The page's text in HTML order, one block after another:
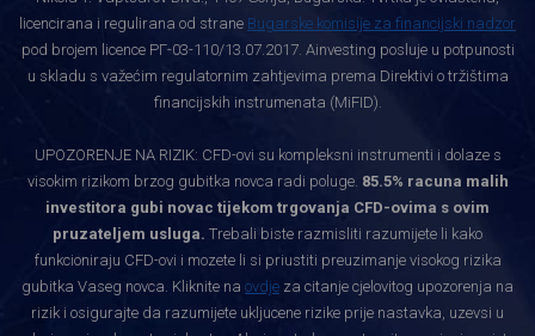
licencirana i regulirana od strane Bugarske komisije za financijski nadzor
pod brojem licence РГ-03-110/13.07.2017. Ainvesting posluje u potpunosti
u skladu s važećim regulatornim zahtjevima prema Direktivi o tržištima
financijskih instrumenata (MiFID).
UPOZORENJE NA RIZIK: CFD-ovi su kompleksni instrumenti i dolaze s
visokim rizikom brzog gubitka novca radi poluge. 85.5% racuna malih
investitora gubi novac tijekom trgovanja CFD-ovima s ovim
pruzateljem usluga. Trebali biste razmisliti razumijete li kako
funkcioniraju CFD-ovi i mozete li si priustiti preuzimanje visokog rizika
gubitka Vaseg novca. Kliknite na ovdje za citanje cjelovitog upozorenja na
rizik i osigurajte da razumijete ukljucene rizike prije nastavka, uzevsi u